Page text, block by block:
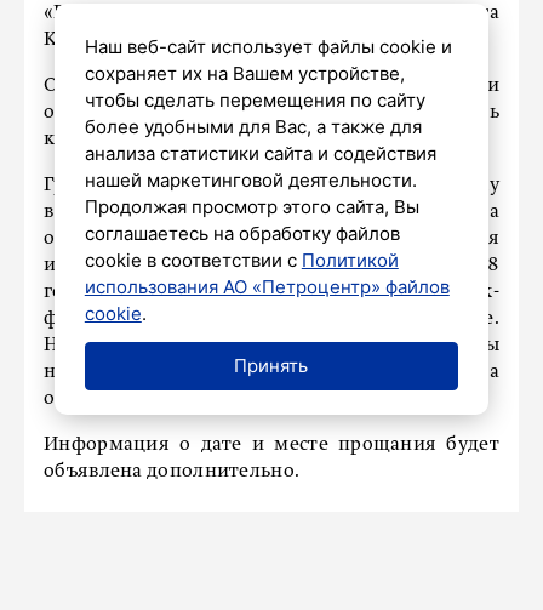
«ВКонтакте» продюсер коллектива Ольга
Король-Бородюк, пишетPiter.TV.
Она поделилась тёплыми воспоминаниями
о музыканте, отметив его харизму и любовь
к жизни.
Группа «Опасные соседи», исполнявшая музыку
в жанрах рок-н-ролл и бабблгам-панк, была
основана зимой 1983 года. Широкая
известность пришла к коллективу в 1987–1988
годах после успешных выступлений на рок-
фестивалях в Прибалтике и Ленинграде.
Несмотря на то что состав команды
неоднократно менялся, Глеб Малечкин всегда
оставался её ядром.
Информация о дате и месте прощания будет
объявлена дополнительно.
Наш веб-сайт использует файлы cookie и
сохраняет их на Вашем устройстве,
чтобы сделать перемещения по сайту
более удобными для Вас, а также для
анализа статистики сайта и содействия
нашей маркетинговой деятельности.
Продолжая просмотр этого сайта, Вы
соглашаетесь на обработку файлов
cookie в соответствии с Политикой
использования АО «Петроцентр» файлов
cookie.
Принять